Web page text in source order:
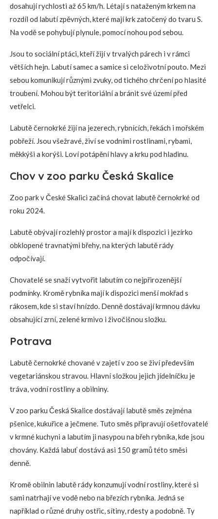
dosahují rychlosti až 65 km/h. Létají s nataženým krkem na
rozdíl od labutí zpěvných, které mají krk zatočený do tvaru S.
Na vodě se pohybují plynule, pomocí nohou pod sebou.
Jsou to sociální ptáci, kteří žijí v trvalých párech i v rámci
větších hejn. Labutí samec a samice si celoživotní pouto. Mezi
sebou komunikují různými zvuky, od tichého chrčení po hlasité
troubení. Mohou být teritoriální a bránit své území před
vetřelci.
Labutě černokrké žijí na jezerech, rybnících, řekách i mořském
pobřeží. Jsou všežravé, živí se vodními rostlinami, rybami,
měkkýši a korýši. Loví potápění hlavy a krku pod hladinu.
Chov v zoo parku Česká Skalice
Zoo park v České Skalici začíná chovat labutě černokrké od
roku 2024.
Labutě obývají rozlehlý prostor a mají k dispozici i jezírko
obklopené travnatými břehy, na kterých labutě rády
odpočívají.
Chovatelé se snaží vytvořit labutím co nejpřirozenější
podmínky. Kromě rybníka mají k dispozici menší mokřad s
rákosem, kde si staví hnízdo. Denně dostávají krmnou dávku
obsahující zrní, zelené krmivo i živočišnou složku.
Potrava
Labutě černokrké chované v zajetí v zoo se živí především
vegetariánskou stravou. Hlavní složkou jejich jídelníčku je
tráva, vodní rostliny a obilniny.
V zoo parku Česká Skalice dostávají labutě směs zejména
pšenice, kukuřice a ječmene. Tuto směs připravují ošetřovatelé
v krmné kuchyni a labutím ji nasypou na břeh rybníka, kde jsou
chovány. Každá labuť dostává asi 150 gramů této směsi
denně.
Kromě obilnin labutě rády konzumují vodní rostliny, které si
sami natrhají ve vodě nebo na březích rybníka. Jedná se
například o různé druhy ostřic, sítiny, rdesty a podobně. Ty